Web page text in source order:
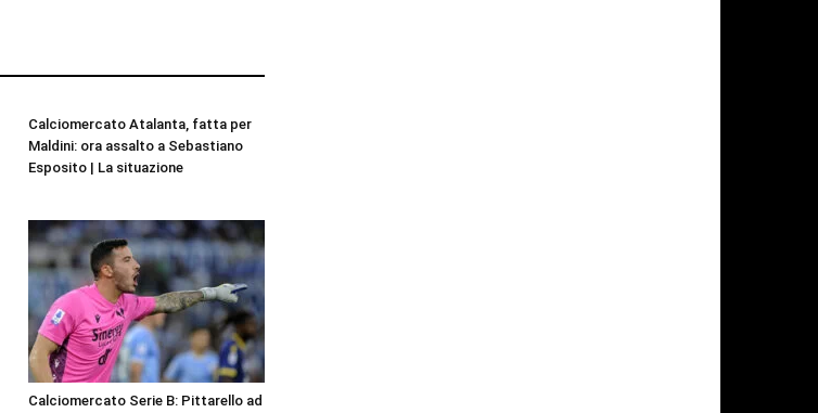
Calciomercato Atalanta, fatta per
Maldini: ora assalto a Sebastiano
Esposito | La situazione
Calciomercato Serie B: Pittarello ad